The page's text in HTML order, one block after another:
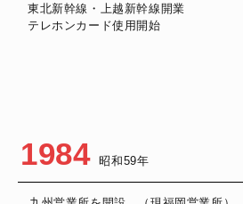
東北新幹線・上越新幹線開業
テレホンカード使用開始
1984 昭和59年